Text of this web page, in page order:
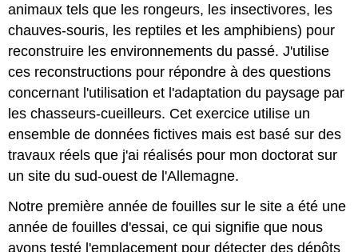
animaux tels que les rongeurs, les insectivores, les
chauves-souris, les reptiles et les amphibiens) pour
reconstruire les environnements du passé. J'utilise
ces reconstructions pour répondre à des questions
concernant l'utilisation et l'adaptation du paysage par
les chasseurs-cueilleurs. Cet exercice utilise un
ensemble de données fictives mais est basé sur des
travaux réels que j'ai réalisés pour mon doctorat sur
un site du sud-ouest de l'Allemagne.
Notre première année de fouilles sur le site a été une
année de fouilles d'essai, ce qui signifie que nous
avons testé l'emplacement pour détecter des dépôts